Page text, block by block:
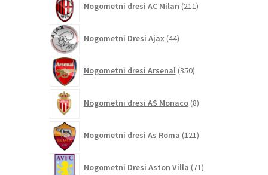
Nogometni dresi AC Milan 211izdelkov
Nogometni Dresi Ajax 44izdelkov
Nogometni dresi Arsenal 350izdelkov
Nogometni dresi AS Monaco 8izdelkov
Nogometni dresi As Roma 121izdelkov
Nogometni Dresi Aston Villa 71izdelkov